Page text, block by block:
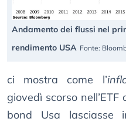
Andamento dei flussi nel
rendimento USA Fonte:
ci mostra come l’
giovedì scorso
bond Usa lasciasse